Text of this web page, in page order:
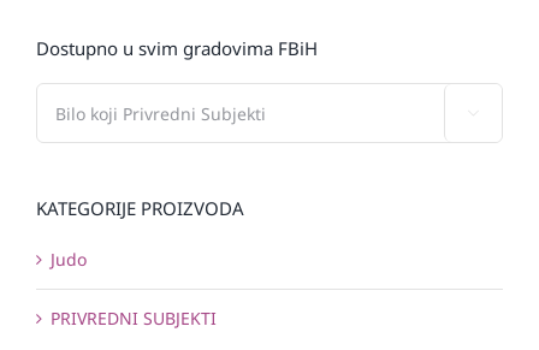
Dostupno u svim gradovima FBiH
KATEGORIJE PROIZVODA
Judo
PRIVREDNI SUBJEKTI